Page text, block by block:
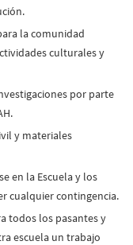
la comunidad
culturales y
por parte
y materiales
en la Escuela y los
cualquier contingencia.
todos los pasantes y
escuela un trabajo